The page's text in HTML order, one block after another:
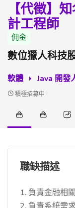
【代徵】
計工程師
佣金
數位獵人科技
軟體 Java 開發
積極招募中
職缺描述
1. 負責金融相
2. 負責系統需